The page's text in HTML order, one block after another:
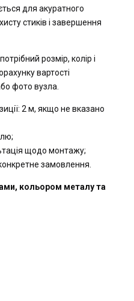
для акуратного
стиків і завершення
розмір, колір і
вартості
фото вузла.
2 м, якщо не вказано
щодо монтажу;
замовлення.
кольором металу та